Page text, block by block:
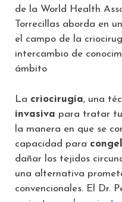
de la World Health
Torrecillas aborda en
el campo de la
intercambio de
ámbito
La criocirugía, una
invasiva para tratar
la manera en que se
capacidad para
dañar los tejidos
una alternativa
convencionales. El Dr.